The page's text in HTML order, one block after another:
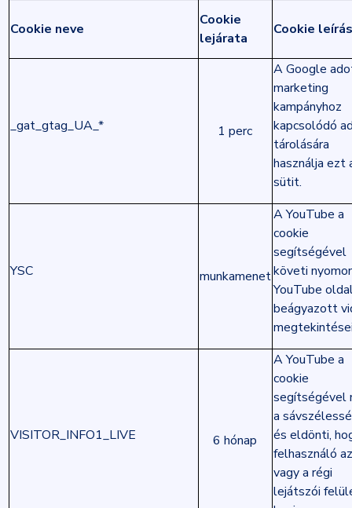
Cookie neve
Cookie
lejárata
Cookie
_gat_gtag_UA_* 1 perc
A Google
marketing
kampányhoz
kapcsolódó
tárolására
használja ezt
sütit.
YSC munkamenet
A YouTube a
cookie
segítségével
követi
YouTube
beágyazott
VISITOR_INFO1_LIVE 6 hónap
A YouTube a
cookie
segítségével
a
és eldönti,
felhasználó
vagy a régi
lejátszói